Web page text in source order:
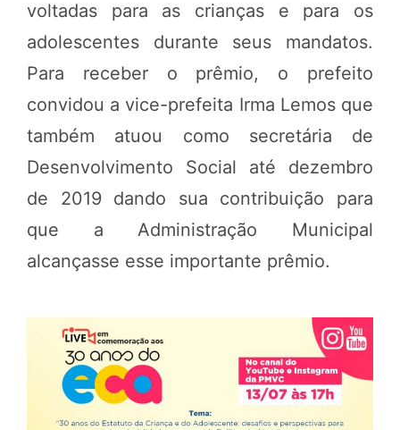
voltadas para as crianças e para os
adolescentes durante seus mandatos.
Para receber o prêmio, o prefeito
convidou a vice-prefeita Irma Lemos que
também atuou como secretária de
Desenvolvimento Social até dezembro
de 2019 dando sua contribuição para
que a Administração Municipal
alcançasse esse importante prêmio.